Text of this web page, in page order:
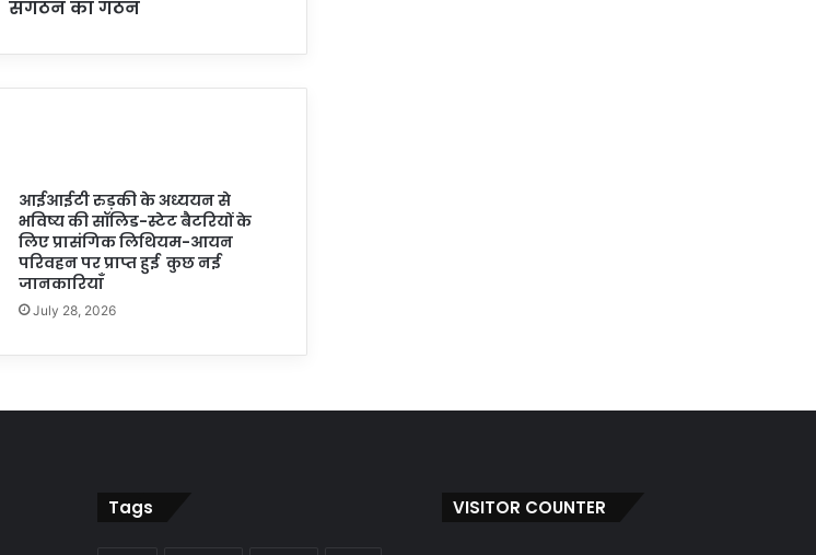
संगठन का गठन
आईआईटी रुड़की के अध्ययन से
भविष्य की सॉलिड-स्टेट बैटरियों के
लिए प्रासंगिक लिथियम-आयन
परिवहन पर प्राप्त हुई कुछ नई
जानकारियाँ
July 28, 2026
Tags VISITOR COUNTER